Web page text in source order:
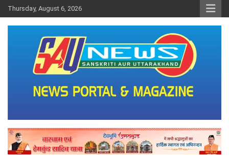
Skip
to
content
Thursday, August 6, 2026
saunewsnetwork